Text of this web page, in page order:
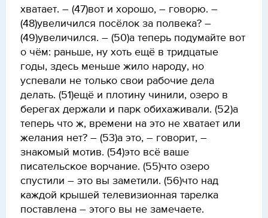
хватает. – (47)вот и хорошо, – говорю. –
(48)увеличился посёлок за полвека? –
(49)увеличился. – (50)а теперь подумайте вот
о чём: раньше, ну хоть ещё в тридцатые
годы, здесь меньше жило народу, но
успевали не только свои рабочие дела
делать. (51)ещё и плотину чинили, озеро в
берегах держали и парк обихаживали. (52)а
теперь что ж, времени на это не хватает или
желания нет? – (53)а это, – говорит, –
знакомый мотив. (54)это всё ваше
писательское ворчание. (55)что озеро
спустили – это вы заметили. (56)что над
каждой крышей телевизионная тарелка
поставлена – этого вы не замечаете.